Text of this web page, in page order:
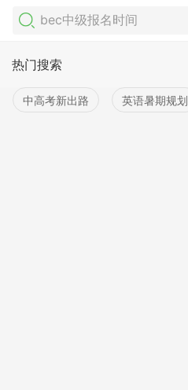
热门搜索
中高考新出路 英语暑期规划